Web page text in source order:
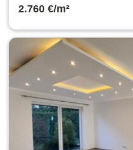
2.760 €/m²